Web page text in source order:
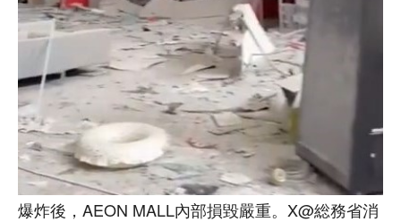
爆炸後，AEON MALL內部損毀嚴重。X@総務省消